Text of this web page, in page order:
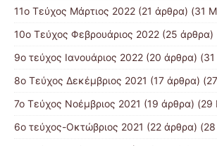
11o Tεύχος Μάρτιος 2022 (21 άρθρα) (31
10o Tεύχος Φεβρουάριος 2022 (25 άρθρα)
9o τεύχος Ιανουάριος 2022 (20 άρθρα) (31
8o Tεύχος Δεκέμβριος 2021 (17 άρθρα)
7o Τεύχος Νοέμβριος 2021 (19 άρθρα) (29
6ο τεύχος-Οκτώβριος 2021 (22 άρθρα)